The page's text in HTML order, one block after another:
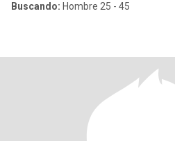
Buscando: Hombre 25 - 45